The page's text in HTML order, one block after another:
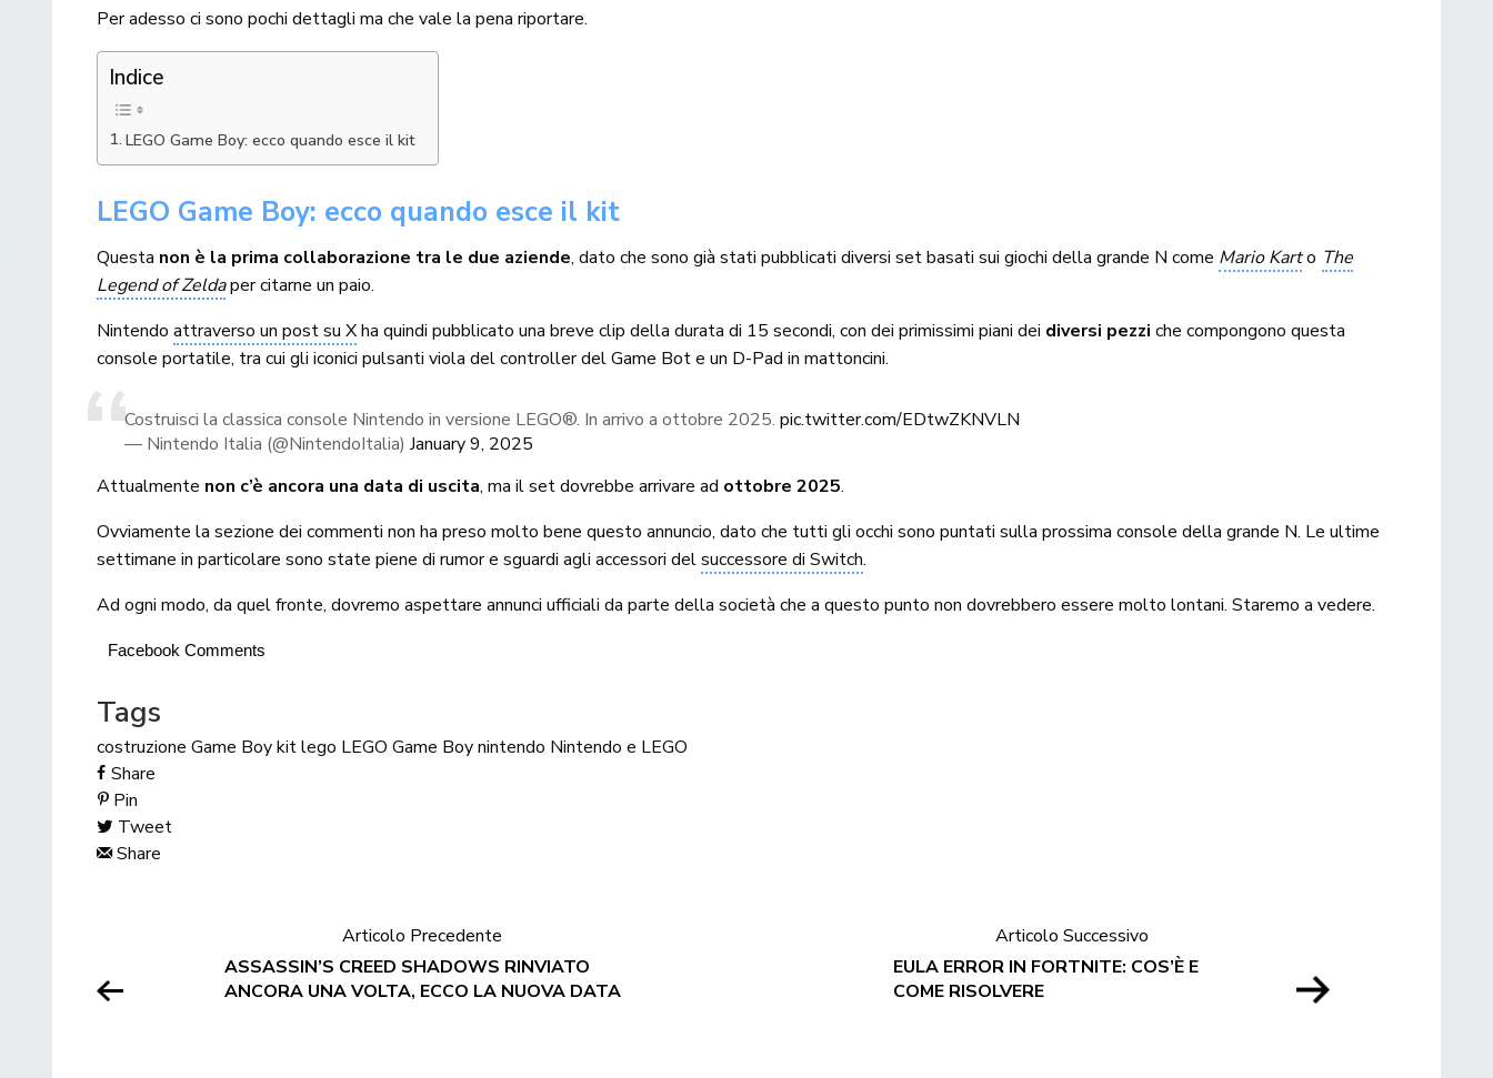
Per adesso ci sono pochi dettagli ma che vale la pena riportare.
Indice
LEGO Game Boy: ecco quando esce il kit
LEGO Game Boy: ecco quando esce il kit
Questa non è la prima collaborazione tra le due aziende, dato che sono già stati pubblicati diversi set basati sui giochi della grande N come Mario Karto The
Legend of Zeldaper citarne un paio.
Nintendoattraverso un post su Xha quindi pubblicato una breve clip della durata di 15 secondi, con dei primissimi piani dei diversi pezzi che compongono questa
console portatile, tra cui gli iconici pulsanti viola del controller del Game Bot e un D-Pad in mattoncini.
Costruisci la classica console Nintendo in versione LEGO®. In arrivo a ottobre 2025.pic.twitter.com/EDtwZKNVLN
— Nintendo Italia (@NintendoItalia)January 9, 2025
Attualmente non c’è ancora una data di uscita, ma il set dovrebbe arrivare ad ottobre 2025.
Ovviamente la sezione dei commenti non ha preso molto bene questo annuncio, dato che tutti gli occhi sono puntati sulla prossima console della grande N. Le ultime
settimane in particolare sono state piene di rumor e sguardi agli accessori delsuccessore di Switch.
Ad ogni modo, da quel fronte, dovremo aspettare annunci ufficiali da parte della società che a questo punto non dovrebbero essere molto lontani. Staremo a vedere.
Facebook Comments
Tags
costruzione Game Boykitlego LEGO Game Boynintendo Nintendo e LEGO
Share
Pin
Tweet
Share
Articolo Precedente
ASSASSIN’S CREED SHADOWS RINVIATO
ANCORA UNA VOLTA, ECCO LA NUOVA DATA
Articolo Successivo
EULA ERROR IN FORTNITE: COS’È E
COME RISOLVERE